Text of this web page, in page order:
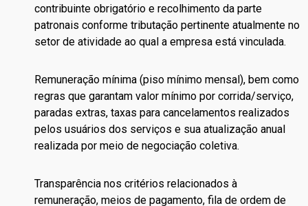
contribuinte obrigatório e recolhimento da parte
patronais conforme tributação pertinente atualmente no
setor de atividade ao qual a empresa está vinculada.
Remuneração mínima (piso mínimo mensal), bem como
regras que garantam valor mínimo por corrida/serviço,
paradas extras, taxas para cancelamentos realizados
pelos usuários dos serviços e sua atualização anual
realizada por meio de negociação coletiva.
Transparência nos critérios relacionados à
remuneração, meios de pagamento, fila de ordem de